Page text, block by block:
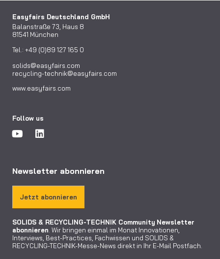
Easyfairs Deutschland GmbH
Balanstraße 73, Haus 8
81541 München
Tel.: +49 (0)89 127 165 0
solids@easyfairs.com
recycling-technik@easyfairs.com
www.easyfairs.com
Follow us
Newsletter abonnieren
Jetzt abonnieren
SOLIDS & RECYCLING-TECHNIK Community Newsletter
abonnieren . Wir bringen einmal im Monat Innovationen,
Interviews, Best-Practices, Fachwissen und SOLIDS &
RECYCLING-TECHNIK-Messe-News direkt in Ihr E-Mail Postfach.